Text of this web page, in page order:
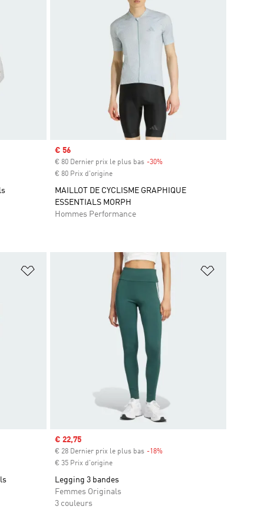
Prix soldé
€ 56
€ 80 Dernier prix le plus bas -30%Rabais
€ 80 Prix d'origine
MAILLOT DE CYCLISME GRAPHIQUE
ESSENTIALS MORPH
Hommes Performance
Ajouter à la Liste de produits favoris
Prix soldé
€ 22,75
€ 28 Dernier prix le plus bas -18%Rabais
€ 35 Prix d'origine
Legging 3 bandes
Femmes Originals
3 couleurs